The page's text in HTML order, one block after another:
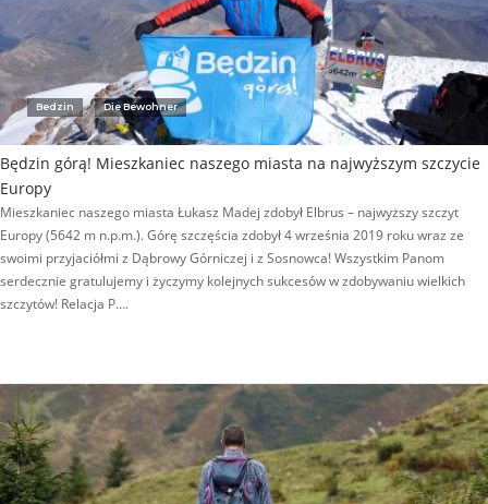
Bedzin Die Bewohner
Będzin górą! Mieszkaniec naszego miasta na najwyższym szczycie
Europy
Mieszkaniec naszego miasta Łukasz Madej zdobył Elbrus – najwyższy szczyt
Europy (5642 m n.p.m.). Górę szczęścia zdobył 4 września 2019 roku wraz ze
swoimi przyjaciółmi z Dąbrowy Górniczej i z Sosnowca! Wszystkim Panom
serdecznie gratulujemy i życzymy kolejnych sukcesów w zdobywaniu wielkich
szczytów! Relacja P….